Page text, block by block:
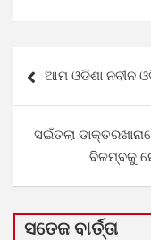
navigation
ଆମ ଓଡିଶା ନବୀନ
ସଇଁତଲା
ବିଳମ୍ବକୁ
ସତେଜ ବାର୍ତ୍ତା